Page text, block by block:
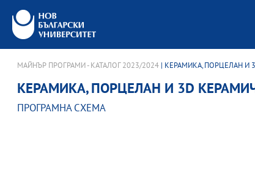
МАЙНЪР ПРОГРАМИ - КАТАЛОГ 2023/2024 | КЕРАМИКА, ПОРЦЕЛАН
КЕРАМИКА, ПОРЦЕЛАН И 3D
ПРОГРАМНА СХЕМА